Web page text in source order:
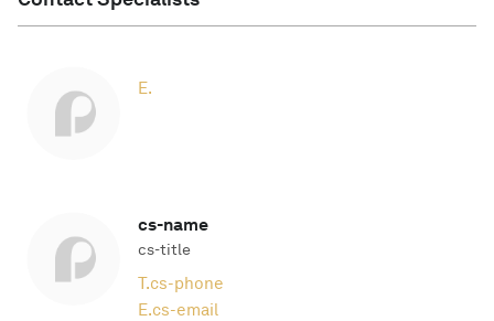
E.
cs-name
cs-title
T.cs-phone
E.cs-email